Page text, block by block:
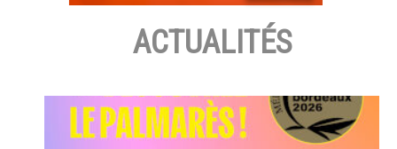
ACTUALITÉS